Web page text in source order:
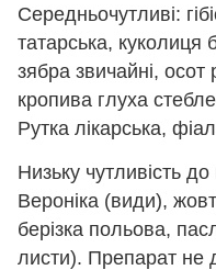
Середньочутливі:
татарська, куколиця
зябра звичайні,
кропива глуха
Рутка лікарська,
Низьку чутливість
Вероніка (види),
берізка польова,
листи). Препарат не